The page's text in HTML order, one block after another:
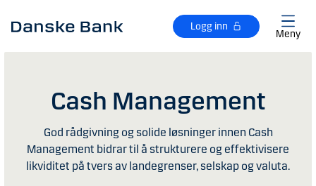
Logg inn
Meny
Cash Management
God rådgivning og solide løsninger innen Cash
Management bidrar til å strukturere og effektivisere
likviditet på tvers av landegrenser, selskap og valuta.